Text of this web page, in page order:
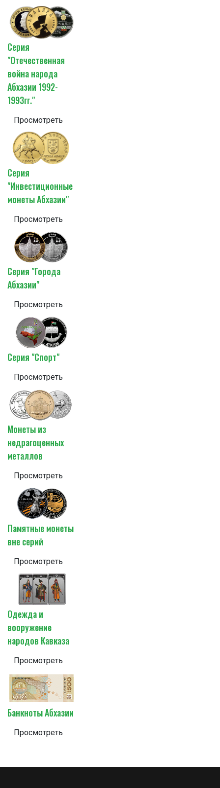
Серия
"Отечественная
война народа
Абхазии 1992-
1993гг."
Просмотреть
Серия
"Инвестиционные
монеты Абхазии"
Просмотреть
Серия "Города
Абхазии"
Просмотреть
Серия "Спорт"
Просмотреть
Монеты из
недрагоценных
металлов
Просмотреть
Памятные монеты
вне серий
Просмотреть
Одежда и
вооружение
народов Кавказа
Просмотреть
Банкноты Абхазии
Просмотреть